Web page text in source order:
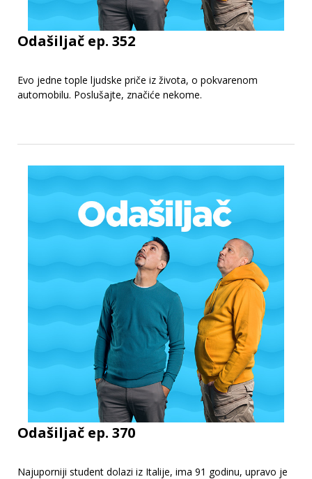
Odašiljač ep. 352
Evo jedne tople ljudske priče iz života, o pokvarenom
automobilu. Poslušajte, značiće nekome.
Odašiljač ep. 370
Najuporniji student dolazi iz Italije, ima 91 godinu, upravo je